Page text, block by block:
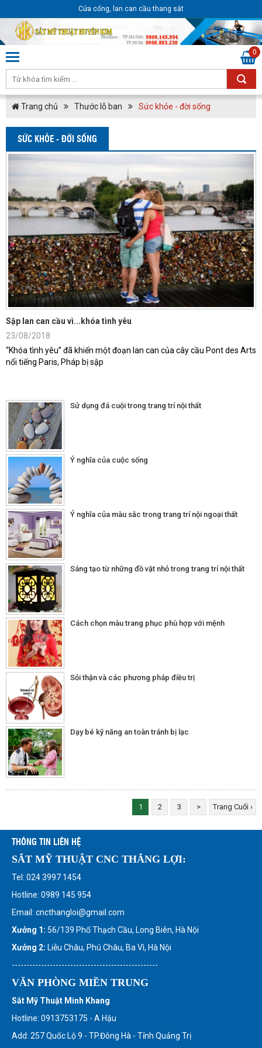
Cửa cổng, lan can cầu thang sắt
0
Trang chủ Thước lỗ ban Sức khỏe - đời sống
SỨC KHỎE - ĐỜI SỐNG
Sập lan can cầu vì...khóa tình yêu
23/08/2018
“Khóa tình yêu” đã khiến một đoạn lan can của cây cầu Pont des Arts
nổi tiếng Paris, Pháp bị sập
Sử dụng đá cuội trong trang trí nội thất
Ý nghĩa của cuộc sống
Ý nghĩa của màu sắc trong trang trí nội ngoại thất
Sáng tạo từ những đồ vật nhỏ trong trang trí nội thất
Cách chọn màu trang phục phù hợp với mệnh
Sỏi thận và các phương pháp điều trị
Dạy bé kỹ năng an toàn tránh bị lạc
1 2 3 > Trang Cuối ›
THÔNG TIN LIÊN HỆ
SẮT MỸ THUẬT CNC THẮNG LỢI:
Tel: 024 3997 1454
Hotline: 0989 145 954
Email: cncthangloi@gmail.com
Xưởng 1: 56/139 Phố Thạch Cầu, Long Biên, Hà Nội
Xưởng 2: Liễu Châu, Phú Châu, Ba Vì, Hà Nội
--------------------------------------------------
VĂN PHÒNG MIỀN TRUNG
Sắt Mỹ Thuật Minh Khang
Hotline: 0913753175 - A Hậu
Add: 257 Quốc Lộ 9 - TP.Đông Hà - Tỉnh Quảng Trị